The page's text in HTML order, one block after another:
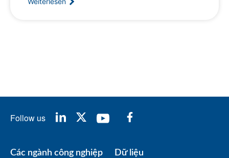
Follow us
Các ngành công nghiệp Dữ liệu